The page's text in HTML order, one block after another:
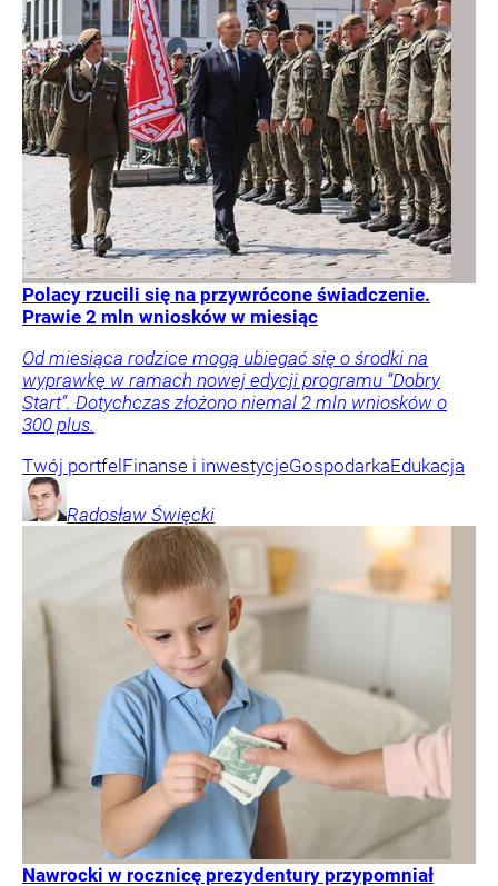
Polacy rzucili się na przywrócone świadczenie.
Prawie 2 mln wniosków w miesiąc
Od miesiąca rodzice mogą ubiegać się o środki na
wyprawkę w ramach nowej edycji programu “Dobry
Start”. Dotychczas złożono niemal 2 mln wniosków o
300 plus.
Twój portfel Finanse i inwestycjeGospodarkaEdukacja
Radosław Święcki
Nawrocki w rocznicę prezydentury przypomniał